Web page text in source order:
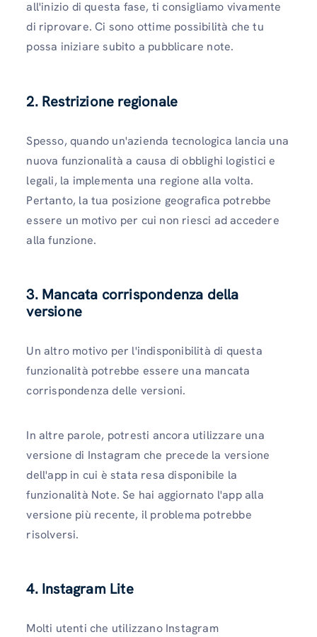
all'inizio di questa fase, ti consigliamo vivamente
di riprovare. Ci sono ottime possibilità che tu
possa iniziare subito a pubblicare note.
2. Restrizione regionale
Spesso, quando un'azienda tecnologica lancia una
nuova funzionalità a causa di obblighi logistici e
legali, la implementa una regione alla volta.
Pertanto, la tua posizione geografica potrebbe
essere un motivo per cui non riesci ad accedere
alla funzione.
3. Mancata corrispondenza della
versione
Un altro motivo per l'indisponibilità di questa
funzionalità potrebbe essere una mancata
corrispondenza delle versioni.
In altre parole, potresti ancora utilizzare una
versione di Instagram che precede la versione
dell'app in cui è stata resa disponibile la
funzionalità Note. Se hai aggiornato l'app alla
versione più recente, il problema potrebbe
risolversi.
4. Instagram Lite
Molti utenti che utilizzano Instagram